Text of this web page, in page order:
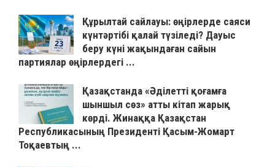
Құрылтай сайлауы: өңірлерде саяси
күнтәртібі қалай түзіледі? Дауыс
беру күні жақындаған сайын
партиялар өңірлердегі ...
Қазақстанда «Әділетті қоғамға
шыншыл сөз» атты кітап жарық
көрді. Жинаққа Қазақстан
Республикасының Президенті Қасым-Жомарт
Тоқаевтың ...